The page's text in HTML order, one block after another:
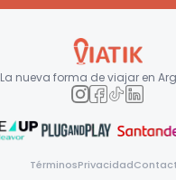
La nueva forma de viajar en
TérminosPrivacidad